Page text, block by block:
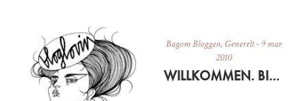
Bagom Bloggen,Generelt- 9 mar
2010
WILLKOMMEN. BIENVENUE. WELCOME!